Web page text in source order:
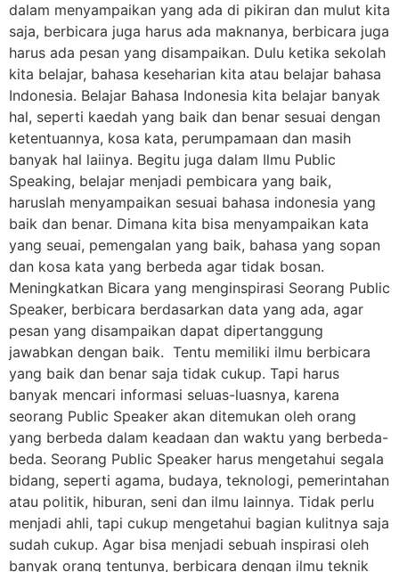
dalam menyampaikan yang ada di pikiran dan mulut kita
saja, berbicara juga harus ada maknanya, berbicara juga
harus ada pesan yang disampaikan. Dulu ketika sekolah
kita belajar, bahasa keseharian kita atau belajar bahasa
Indonesia. Belajar Bahasa Indonesia kita belajar banyak
hal, seperti kaedah yang baik dan benar sesuai dengan
ketentuannya, kosa kata, perumpamaan dan masih
banyak hal laiinya. Begitu juga dalam Ilmu Public
Speaking, belajar menjadi pembicara yang baik,
haruslah menyampaikan sesuai bahasa indonesia yang
baik dan benar. Dimana kita bisa menyampaikan kata
yang seuai, pemengalan yang baik, bahasa yang sopan
dan kosa kata yang berbeda agar tidak bosan.
Meningkatkan Bicara yang menginspirasi Seorang Public
Speaker, berbicara berdasarkan data yang ada, agar
pesan yang disampaikan dapat dipertanggung
jawabkan dengan baik. Tentu memiliki ilmu berbicara
yang baik dan benar saja tidak cukup. Tapi harus
banyak mencari informasi seluas-luasnya, karena
seorang Public Speaker akan ditemukan oleh orang
yang berbeda dalam keadaan dan waktu yang berbeda-
beda. Seorang Public Speaker harus mengetahui segala
bidang, seperti agama, budaya, teknologi, pemerintahan
atau politik, hiburan, seni dan ilmu lainnya. Tidak perlu
menjadi ahli, tapi cukup mengetahui bagian kulitnya saja
sudah cukup. Agar bisa menjadi sebuah inspirasi oleh
banyak orang tentunya, berbicara dengan ilmu teknik